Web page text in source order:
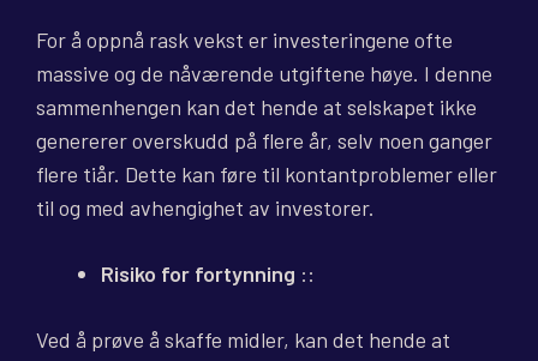
For å oppnå rask vekst er investeringene ofte
massive og de nåværende utgiftene høye. I denne
sammenhengen kan det hende at selskapet ikke
genererer overskudd på flere år, selv noen ganger
flere tiår. Dette kan føre til kontantproblemer eller
til og med avhengighet av investorer.
Risiko for fortynning ::
Ved å prøve å skaffe midler, kan det hende at